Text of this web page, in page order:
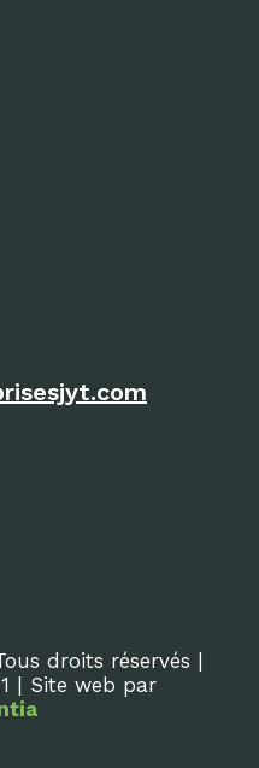
droits réservés |
| Site web par